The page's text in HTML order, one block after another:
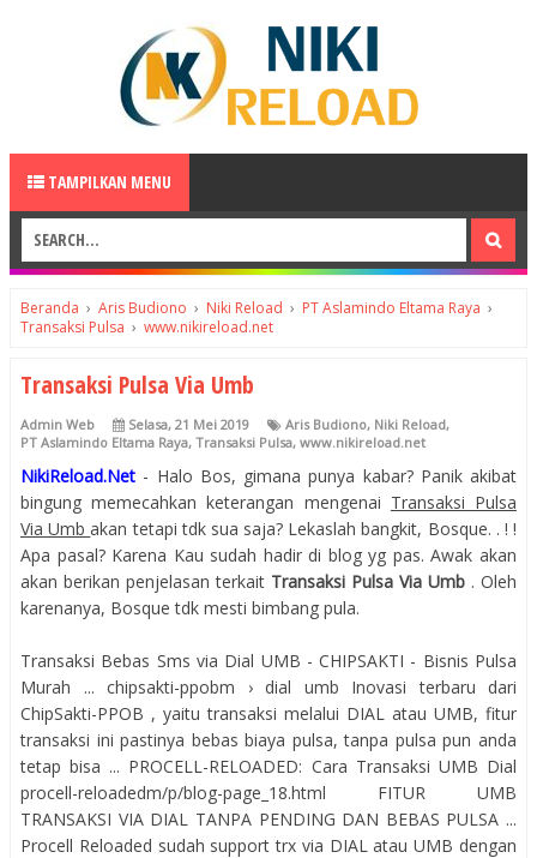
TAMPILKAN MENU
Beranda › Aris Budiono › Niki Reload › PT Aslamindo Eltama Raya ›
Transaksi Pulsa › www.nikireload.net
Transaksi Pulsa Via Umb
Admin Web Selasa, 21 Mei 2019 Aris Budiono, Niki Reload,
PT Aslamindo Eltama Raya, Transaksi Pulsa, www.nikireload.net
NikiReload.Net - Halo Bos, gimana punya kabar? Panik akibat
bingung memecahkan keterangan mengenai Transaksi Pulsa
Via Umbakan tetapi tdk sua saja? Lekaslah bangkit, Bosque. . ! !
Apa pasal? Karena Kau sudah hadir di blog yg pas. Awak akan
akan berikan penjelasan terkait Transaksi Pulsa Via Umb . Oleh
karenanya, Bosque tdk mesti bimbang pula.
Transaksi Bebas Sms via Dial UMB - CHIPSAKTI - Bisnis Pulsa
Murah ... chipsakti-ppobm › dial umb Inovasi terbaru dari
ChipSakti-PPOB , yaitu transaksi melalui DIAL atau UMB, fitur
transaksi ini pastinya bebas biaya pulsa, tanpa pulsa pun anda
tetap bisa ... PROCELL-RELOADED: Cara Transaksi UMB Dial
procell-reloadedm/p/blog-page_18.html FITUR UMB
TRANSAKSI VIA DIAL TANPA PENDING DAN BEBAS PULSA ...
Procell Reloaded sudah support trx via DIAL atau UMB dengan